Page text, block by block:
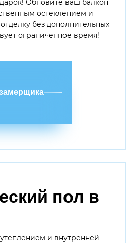
Обновите ваш балкон
остеклением и
без дополнительных
ограниченное время!
пол в
и внутренней